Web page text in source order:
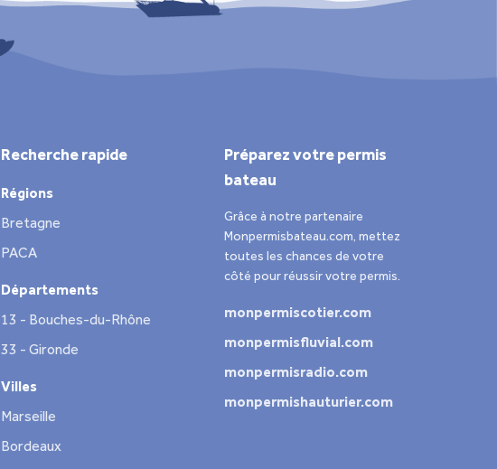
Recherche rapide
Régions
Bretagne
PACA
Départements
13 - Bouches-du-Rhône
33 - Gironde
Villes
Marseille
Bordeaux
Préparez votre permis
bateau
Grâce à notre partenaire
Monpermisbateau.com, mettez
toutes les chances de votre
côté pour réussir votre permis.
monpermiscotier.com
monpermisfluvial.com
monpermisradio.com
monpermishauturier.com